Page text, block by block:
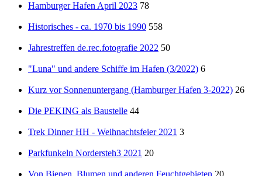
Hamburger Hafen April 2023 78
Historisches - ca. 1970 bis 1990 558
Jahrestreffen de.rec.fotografie 2022 50
"Luna" und andere Schiffe im Hafen (3/2022) 6
Kurz vor Sonnenuntergang (Hamburger Hafen 3-2022) 26
Die PEKING als Baustelle 44
Trek Dinner HH - Weihnachtsfeier 2021 3
Parkfunkeln Nordersteh3 2021 20